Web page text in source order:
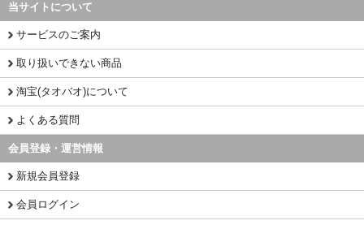
当サイトについて
サービスのご案内
取り扱いできない商品
淘宝(タオバオ)について
よくある質問
会員登録・運営情報
新規会員登録
会員ログイン